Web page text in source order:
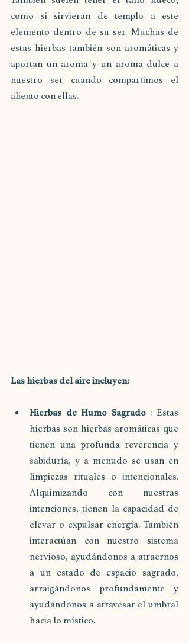
como si sirvieran de templo a este
elemento dentro de su ser. Muchas de
estas hierbas también son aromáticas y
aportan un aroma y un aroma dulce a
nuestro ser cuando compartimos el
aliento con ellas.
Las hierbas del aire incluyen:
Hierbas de Humo Sagrado : Estas
hierbas son hierbas aromáticas que
tienen una profunda reverencia y
sabiduría, y a menudo se usan en
limpiezas rituales o intencionales.
Alquimizando con nuestras
intenciones, tienen la capacidad de
elevar o expulsar energía. También
interactúan con nuestro sistema
nervioso, ayudándonos a atraernos
a un estado de espacio sagrado,
arraigándonos profundamente y
ayudándonos a atravesar el umbral
hacia lo místico.